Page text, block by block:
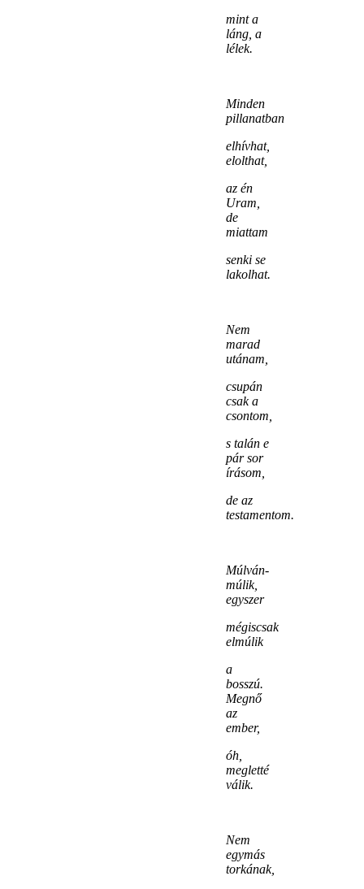
mint a
láng, a
lélek.
Minden
pillanatban
elhívhat,
elolthat,
az én
Uram,
de
miattam
senki se
lakolhat.
Nem
marad
utánam,
csupán
csak a
csontom,
s talán e
pár sor
írásom,
de az
testamentom.
Múlván-
múlik,
egyszer
mégiscsak
elmúlik
a
bosszú.
Megnő
az
ember,
óh,
megletté
válik.
Nem
egymás
torkának,